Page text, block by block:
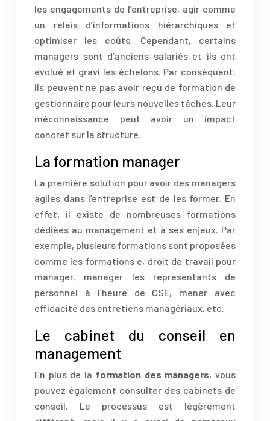
les engagements de l’entreprise, agir comme
un relais d’informations hiérarchiques et
optimiser les coûts. Cependant, certains
managers sont d’anciens salariés et ils ont
évolué et gravi les échelons. Par conséquent,
ils peuvent ne pas avoir reçu de formation de
gestionnaire pour leurs nouvelles tâches. Leur
méconnaissance peut avoir un impact
concret sur la structure.
La formation manager
La première solution pour avoir des managers
agiles dans l’entreprise est de les former. En
effet, il existe de nombreuses formations
dédiées au management et à ses enjeux. Par
exemple, plusieurs formations sont proposées
comme les formations e, droit de travail pour
manager, manager les représentants de
personnel à l’heure de CSE, mener avec
efficacité des entretiens managériaux, etc.
Le cabinet du conseil en
management
En plus de la formation des managers, vous
pouvez également consulter des cabinets de
conseil. Le processus est légèrement